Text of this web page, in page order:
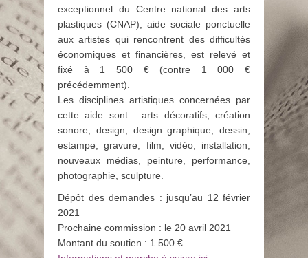
exceptionnel du Centre national des arts
plastiques (CNAP), aide sociale ponctuelle
aux artistes qui rencontrent des difficultés
économiques et financières, est relevé et
fixé à 1 500 € (contre 1 000 €
précédemment).
Les disciplines artistiques concernées par
cette aide sont : arts décoratifs, création
sonore, design, design graphique, dessin,
estampe, gravure, film, vidéo, installation,
nouveaux médias, peinture, performance,
photographie, sculpture.
Dépôt des demandes : jusqu’au 12 février
2021
Prochaine commission : le 20 avril 2021
Montant du soutien : 1 500 €